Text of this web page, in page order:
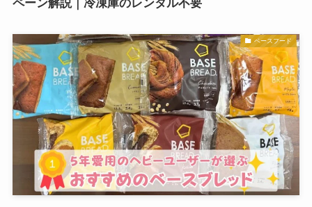
ペーン解説｜冷凍庫のレンタル不要
ベースフード